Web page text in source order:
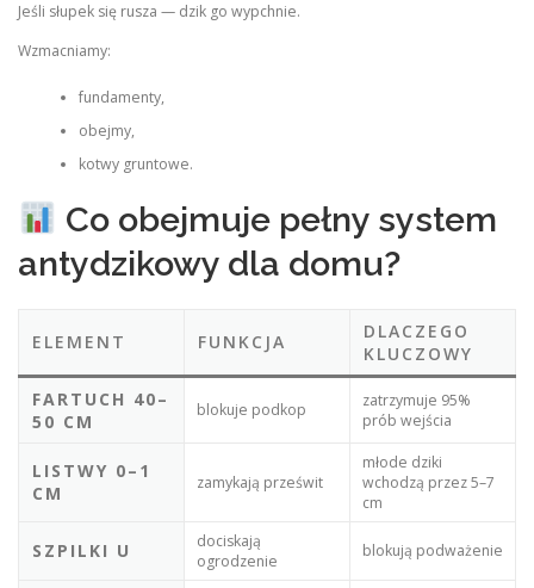
Jeśli słupek się rusza — dzik go wypchnie.
Wzmacniamy:
fundamenty,
obejmy,
kotwy gruntowe.
Co obejmuje pełny system
antydzikowy dla domu?
ELEMENT FUNKCJA
DLACZEGO
KLUCZOWY
FARTUCH 40–
50 CM
blokuje podkop
zatrzymuje 95%
prób wejścia
LISTWY 0–1
CM
zamykają prześwit
młode dziki
wchodzą przez 5–7
cm
SZPILKI U
dociskają
ogrodzenie
blokują podważenie